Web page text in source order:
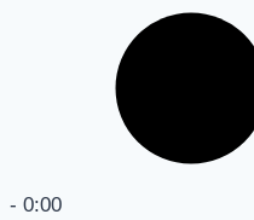
- 0:00